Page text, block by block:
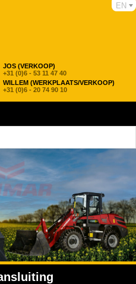
JOS (VERKOOP)
+31 (0)6 - 53 11 47 40
WILLEM (WERKPLAATS/VERKOOP)
+31 (0)6 - 20 74 90 10
EN